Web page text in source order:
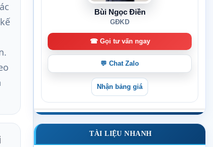
Bùi Ngọc Điền
GĐKD
☎ Gọi tư vấn ngay
💬 Chat Zalo
Nhận bảng giá
TÀI LIỆU NHANH